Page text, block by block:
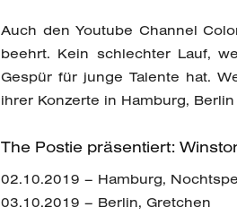
Auch den Youtube Channel
beehrt. Kein schlechter Lauf,
Gespür für junge Talente hat.
ihrer Konzerte in Hamburg,
The Postie präsentiert:
02.10.2019 – Hamburg,
03.10.2019 – Berlin, Gretchen